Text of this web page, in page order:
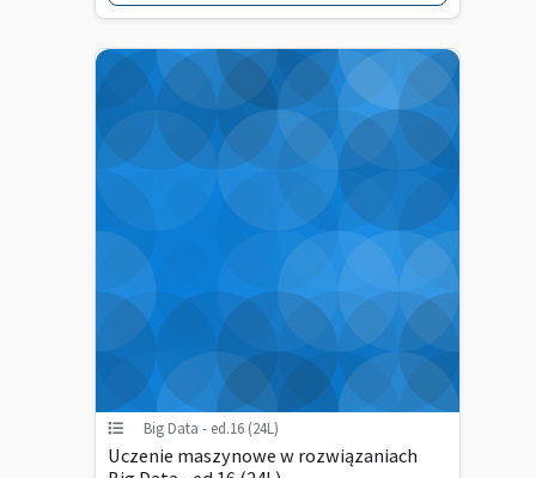
Big Data - ed.16 (24L)
Uczenie maszynowe w rozwiązaniach